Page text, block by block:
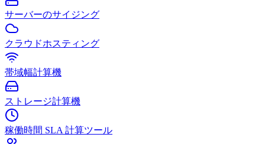
サーバーのサイジング
クラウドホスティング
帯域幅計算機
ストレージ計算機
稼働時間 SLA 計算ツール